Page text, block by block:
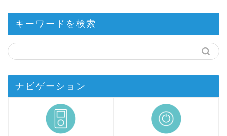
キーワードを検索
ナビゲーション